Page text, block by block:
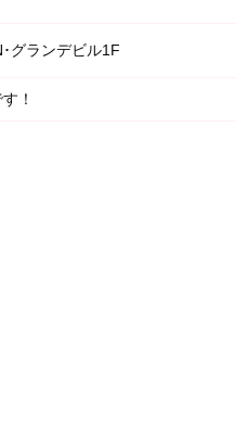
グランデビル1F
！